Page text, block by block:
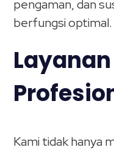
pengaman, dan
berfungsi optimal.
Kami tidak hanya